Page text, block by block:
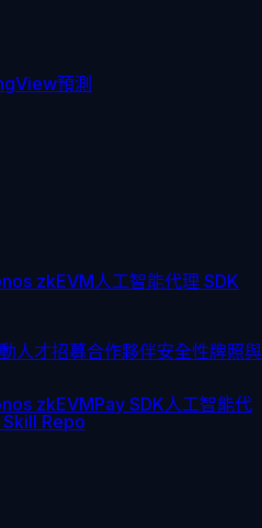
預測
zkEVM人工智能代理 SDK
人才招募合作夥伴安全性牌照與
zkEVMPay SDK人工智能代
Repo